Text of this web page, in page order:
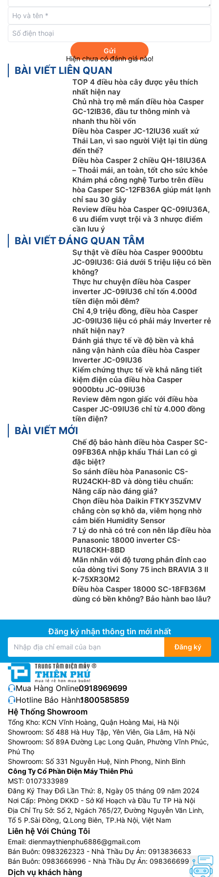
Chế độ làm lạnh nhanh Turbo
Kích hoạt chế độ Turbo,điều hòa Casper Inverter
09IU36 sẽ hoạt động ở cấp độ thổi gió cao nhất mang
đến hiệu quả làm mát rất nhanh chỉ trong 30 giây giúp
bạn tận hưởng ngay bầu không khí dễ chịu mát mẻ.
Chế độ Baby Care
Chỉ với một chạm trên nút điều khiển,điều hòa Casper
JC-09IU36 sẽ giảm công suất vận
hành nhằm mang đến không gian yên tĩnh hơn. Đồng
thời, máy tự động điều chỉnh thông số phù hợp với
nhu cầu của trẻ, bao gồm:
điều chỉnh về 26°C, được coi là nhiệt độ
tối ưu cho trẻ nhỏ.
Giảm gió xuống mức thấp nhất để
tránh gió lạnh thổi trực tiếp vào trẻ.
Hướng gió:
Điều chỉnh cửa gió thổi ngang, song
song với sàn, đảm bảo gió không phả trực tiếp
Tự làm sạch I-Clean
Khi chọn chức năng i-Clean, ngay lập tứcđiều hòa
tự làm sạch trong vòng 20 phút với 5 bước (Đóng
băng > Rã băng > Cuốn trôi > Làm nóng sấy khô >
Quạt tự động khô hơi ẩm) giúp ngăn ngừa sự hình
thành vi khuẩn, nấm mốc trong dàn lạnh, mang đến
không gian sống trong lành hơn.
Cảm biến nhiệt độ thông minh iFeel
Cơ chế iFeel tự động cảm ứng nhiệt độ xung quanh cơ
thể người dùng giúpđiều hòa Casper 9000
JC-09IU36 có thể điều khiển được chính xác hơn nhiệt
độ phòng, đảm bảo nhiệt độ trong phòng không
Gửi
Hiện chưa có đánh giá nào!
BÀI VIẾT LIÊN QUAN
TOP 4 điều hòa cây được yêu thích
nhất hiện nay
Chủ nhà trọ mê mẩn điều hòa Casper
GC-12IB36, đầu tư thông minh và
nhanh thu hồi vốn
Điều hòa Casper JC-12IU36 xuất xứ
Thái Lan, vì sao người Việt lại tin dùng
đến thế?
Điều hòa Casper 2 chiều QH-18IU36A
– Thoải mái, an toàn, tốt cho sức khỏe
Khám phá công nghệ Turbo trên điều
hòa Casper SC-12FB36A giúp mát lạnh
chỉ sau 30 giây
Review điều hòa Casper QC-09IU36A,
6 ưu điểm vượt trội và 3 nhược điểm
cần lưu ý
BÀI VIẾT ĐÁNG QUAN TÂM
Sự thật về điều hòa Casper 9000btu
JC-09IU36: Giá dưới 5 triệu liệu có bền
không?
Thực hư chuyện điều hòa Casper
inverter JC-09IU36 chỉ tốn 4.000đ
tiền điện mỗi đêm?
Chỉ 4,9 triệu đồng, điều hòa Casper
JC-09IU36 liệu có phải máy Inverter rẻ
nhất hiện nay?
Đánh giá thực tế về độ bền và khả
năng vận hành của điều hòa Casper
Inverter JC-09IU36
Kiểm chứng thực tế về khả năng tiết
kiệm điện của điều hòa Casper
9000btu JC-09IU36
Review đêm ngon giấc với điều hòa
Casper JC-09IU36 chỉ từ 4.000 đồng
tiền điện?
BÀI VIẾT MỚI
Chế độ bảo hành điều hòa Casper SC-
09FB36A nhập khẩu Thái Lan có gì
đặc biệt?
So sánh điều hòa Panasonic CS-
RU24CKH-8D và dòng tiêu chuẩn:
Nâng cấp nào đáng giá?
Chọn điều hòa Daikin FTKY35ZVMV
chẳng còn sợ khô da, viêm họng nhờ
cảm biến Humidity Sensor
7 Lý do nhà có trẻ con nên lắp điều hòa
Panasonic 18000 inverter CS-
RU18CKH-8BD
Mãn nhãn với độ tương phản đỉnh cao
của dòng tivi Sony 75 inch BRAVIA 3 II
K-75XR30M2
Điều hòa Casper 18000 SC-18FB36M
dùng có bền không? Bảo hành bao lâu?
Đăng ký nhận thông tin mới nhất
Đăng ký
Mua Hàng Online:0918969699
Hotline Bảo Hành:1800585859
Hệ Thống Showroom
Tổng Kho: KCN Vĩnh Hoàng, Quận Hoàng Mai, Hà Nội
Showroom: Số 488 Hà Huy Tập, Yên Viên, Gia Lâm, Hà Nội
Showroom: Số 89A Đường Lạc Long Quân, Phường Vĩnh Phúc,
Phú Thọ
Showroom: Số 331 Nguyễn Huệ, Ninh Phong, Ninh Bình
Công Ty Cổ Phần Điện Máy Thiên Phú
MST: 0107333989
Đăng Ký Thay Đổi Lần Thứ: 8, Ngày 05 tháng 09 năm 2024
Nơi Cấp: Phòng DKKD - Sở Kế Hoạch và Đầu Tư TP Hà Nội
Địa Chỉ Trụ Sở: Số 2, Ngách 765/27, Đường Nguyễn Văn Linh,
Tổ 5 P.Sài Đồng, Q.Long Biên, TP.Hà Nội, Việt Nam
Liên hệ Với Chúng Tôi
Email: dienmaythienphu6886@gmail.com
Bán Buôn: 0983262323 - Nhà Thầu Dự Án: 0913836633
Bán Buôn: 0983666996 - Nhà Thầu Dự Án: 0983666996
Dịch vụ khách hàng